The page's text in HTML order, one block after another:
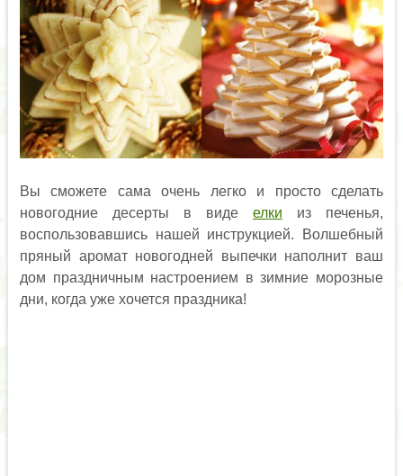
Вы сможете сама очень легко и просто сделать
новогодние десерты в видеелки из печенья,
воспользовавшись нашей инструкцией. Волшебный
пряный аромат новогодней выпечки наполнит ваш
дом праздничным настроением в зимние морозные
дни, когда уже хочется праздника!